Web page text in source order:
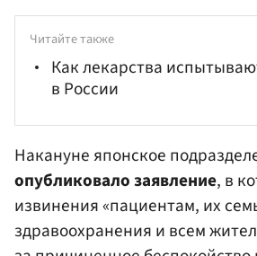
Читайте также
Как лекарства
в России
Накануне японское
опубликовало заявление, в
извинения «пациентам, их
здравоохранения и всем